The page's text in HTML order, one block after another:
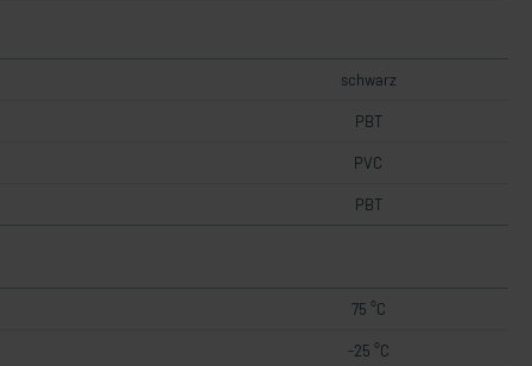
schwarz
PBT
PVC
PBT
75 °C
-25 °C